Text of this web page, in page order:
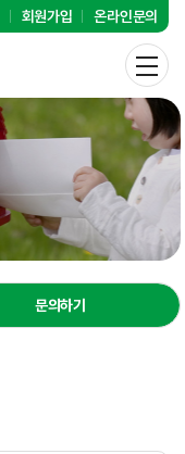
회원가입 온라인문의
문의하기